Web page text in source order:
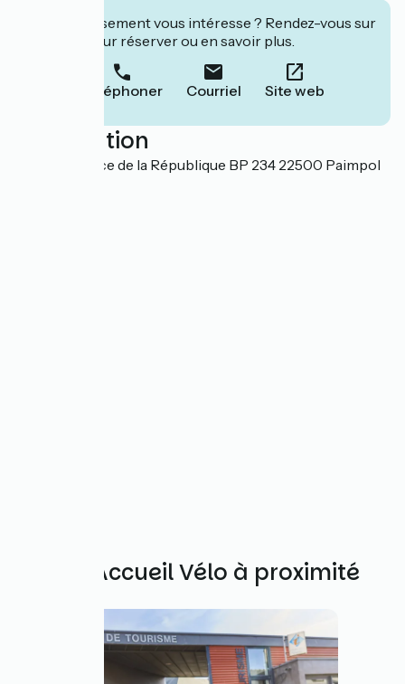
Cet établissement vous intéresse ? Rendez-vous sur
leur site pour réserver ou en savoir plus.
Téléphoner Courriel Site web
Localisation
Siège OT Place de la République BP 234 22500 Paimpol
Autres Accueil Vélo à proximité